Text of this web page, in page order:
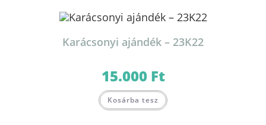
Karácsonyi ajándék – 23K22
15.000 Ft
Kosárba tesz